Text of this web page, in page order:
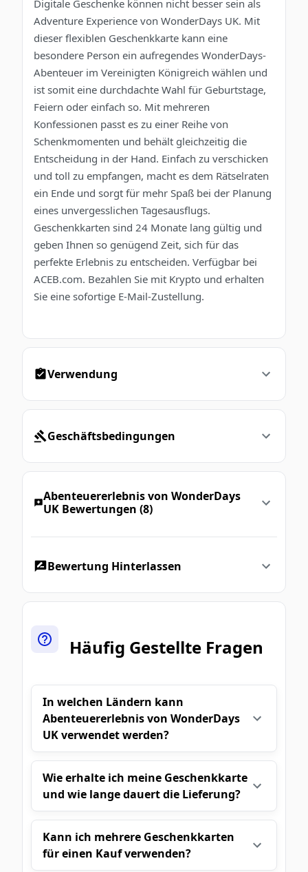
Digitale Geschenke können nicht besser sein als
Adventure Experience von WonderDays UK. Mit
dieser flexiblen Geschenkkarte kann eine
besondere Person ein aufregendes WonderDays-
Abenteuer im Vereinigten Königreich wählen und
ist somit eine durchdachte Wahl für Geburtstage,
Feiern oder einfach so. Mit mehreren
Konfessionen passt es zu einer Reihe von
Schenkmomenten und behält gleichzeitig die
Entscheidung in der Hand. Einfach zu verschicken
und toll zu empfangen, macht es dem Rätselraten
ein Ende und sorgt für mehr Spaß bei der Planung
eines unvergesslichen Tagesausflugs.
Geschenkkarten sind 24 Monate lang gültig und
geben Ihnen so genügend Zeit, sich für das
perfekte Erlebnis zu entscheiden. Verfügbar bei
ACEB.com. Bezahlen Sie mit Krypto und erhalten
Sie eine sofortige E-Mail-Zustellung.
Verwendung
Geschäftsbedingungen
Abenteuererlebnis von WonderDays
UK Bewertungen (8)
Bewertung Hinterlassen
Häufig Gestellte Fragen
In welchen Ländern kann
Abenteuererlebnis von WonderDays
UK verwendet werden?
Wie erhalte ich meine Geschenkkarte
und wie lange dauert die Lieferung?
Kann ich mehrere Geschenkkarten
für einen Kauf verwenden?